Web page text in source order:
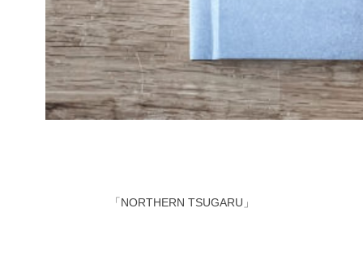
「NORTHERN TSUGARU」